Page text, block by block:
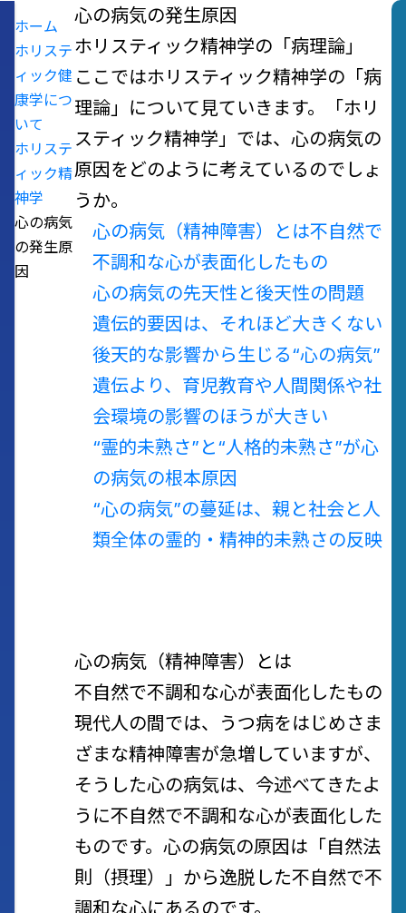
ホーム
ホリステ
ィック健
康学につ
いて
ホリステ
ィック精
神学
心の病気
の発生原
因
心の病気の発生原因
ホリスティック精神学の「病理論」
ここではホリスティック精神学の「病
理論」について見ていきます。「ホリ
スティック精神学」では、心の病気の
原因をどのように考えているのでしょ
うか。
心の病気（精神障害）とは不自然で
不調和な心が表面化したもの
心の病気の先天性と後天性の問題
遺伝的要因は、それほど大きくない
後天的な影響から生じる“心の病気”
遺伝より、育児教育や人間関係や社
会環境の影響のほうが大きい
“霊的未熟さ”と“人格的未熟さ”が心
の病気の根本原因
“心の病気”の蔓延は、親と社会と人
類全体の霊的・精神的未熟さの反映
心の病気（精神障害）とは
不自然で不調和な心が表面化したもの
現代人の間では、うつ病をはじめさま
ざまな精神障害が急増していますが、
そうした心の病気は、今述べてきたよ
うに不自然で不調和な心が表面化した
ものです。心の病気の原因は 「自然法
則（摂理）」から逸脱した不自然で不
調和な心にあるのです。